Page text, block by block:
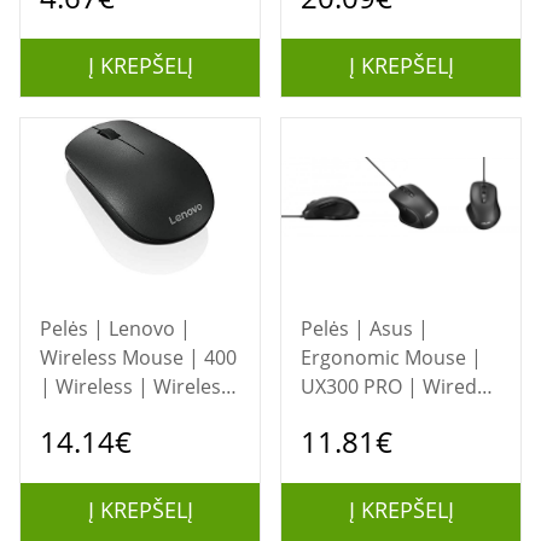
Į KREPŠELĮ Į KREPŠELĮ
Pelės | Lenovo |
Wireless Mouse | 400
| Wireless | Wireless
Wireless via Nano
year(s)
14.14€
Į KREPŠELĮ
Pelės | Asus |
Ergonomic Mouse |
UX300 PRO | Wired
optical mouse | USB
11.81€
Į KREPŠELĮ